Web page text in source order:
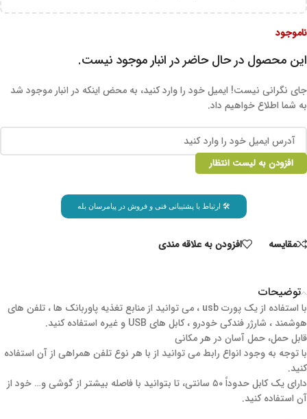
ناموجود
این محصول در حال حاضر در انبار موجود نیست.
جای نگرانی نیست! ایمیل خود را وارد کنید، به محض اینکه در انبار موجود شد
به شما اطلاع خواهیم داد.
افزودن به لیست انتظار
🛠 ارتباط با پشتیبانی فنی و فروش در پیامرسان بله
مقايسه افزودن به علاقه مندی
توضیحات
با استفاده از یک پورت usb ، می توانید از منابع تغذیه پاوربانک ها ، تلفن های
هوشمند ، شارژر فندکی خودرو ، کابل های USB و غیره استفاده کنید.
قابل حمل، حمل آسان در هر مکانی
با توجه به وجود انواع رابط می توانید از با هر نوع تلفن همراهی از آن استفاده
کنید.
دارای یک کابل حدوداً ۵۰ سانتی، تا بتوانید با فاصله بیشتر از گوشی و… خود از
آن استفاده کنید.